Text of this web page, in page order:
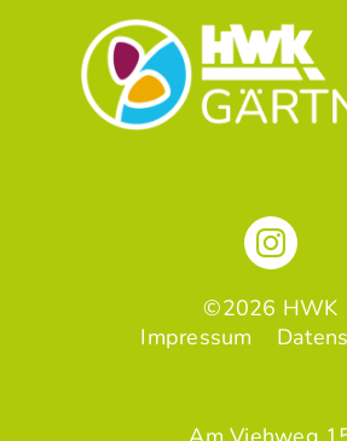
©2026 HWK
Impressum